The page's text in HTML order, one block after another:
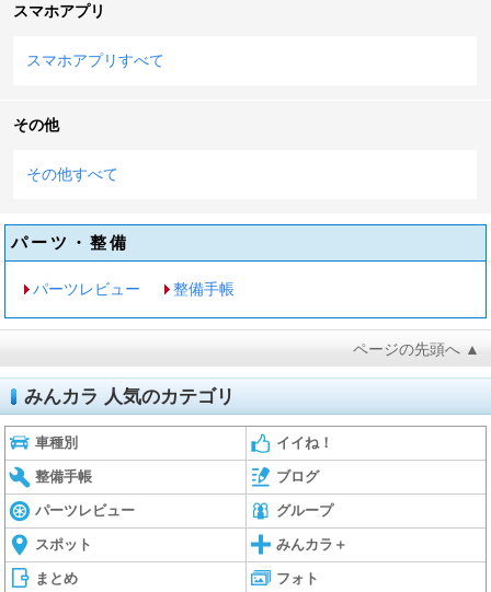
スマホアプリ
スマホアプリすべて
その他
その他すべて
パーツ・整備
パーツレビュー 整備手帳
ページの先頭へ ▲
みんカラ 人気のカテゴリ
車種別 イイね！
整備手帳 ブログ
パーツレビュー グループ
スポット みんカラ＋
まとめ フォト